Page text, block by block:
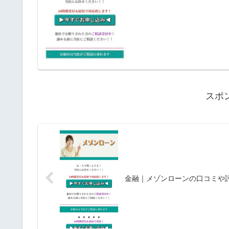
スポ
金融｜メゾンローンの口コミや